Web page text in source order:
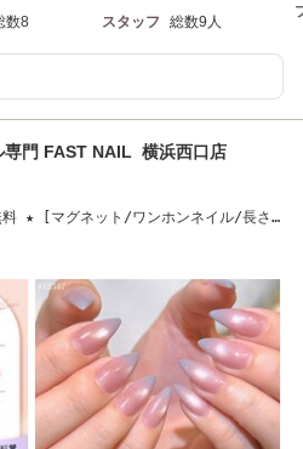
数8 スタッフ 総数9人
専門 FAST NAIL 横浜西口店
★ [マグネット/ワンホンネイル/長さ